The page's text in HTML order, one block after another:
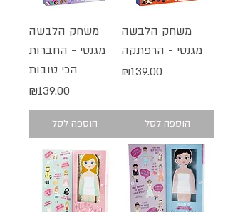
משחק הלבשה
מגנטי - הרפתקה
מחיר
₪139.00
הוספה לסל
משחק הלבשה
מגנטי - החברות
הכי טובות
מחיר
₪139.00
הוספה לסל